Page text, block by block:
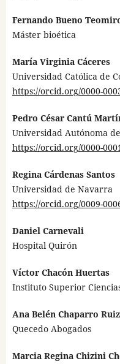
Fernando Bueno
Máster bioética
María Virginia Cáceres
Universidad Católica de
https://orcid.org/0000-
Pedro César Cantú
Universidad Autónoma
https://orcid.org/0000-
Regina Cárdenas Santos
Universidad de Navarra
https://orcid.org/0009-
Daniel Carnevali
Hospital Quirón
Víctor Chacón Huertas
Instituto Superior
Ana Belén Chaparro Ruiz
Quecedo Abogados
Marcia Regina Chizini